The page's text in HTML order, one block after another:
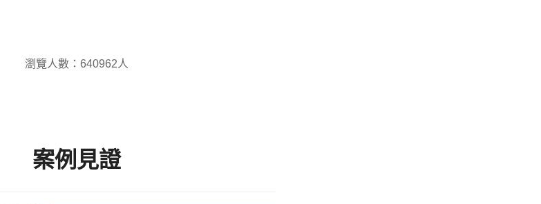
瀏覽人數：640962人
案例見證